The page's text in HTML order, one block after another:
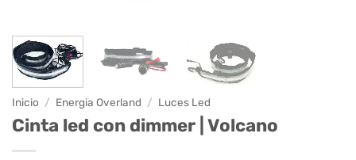
Inicio / Energia Overland / Luces Led
Cinta led con dimmer | Volcano